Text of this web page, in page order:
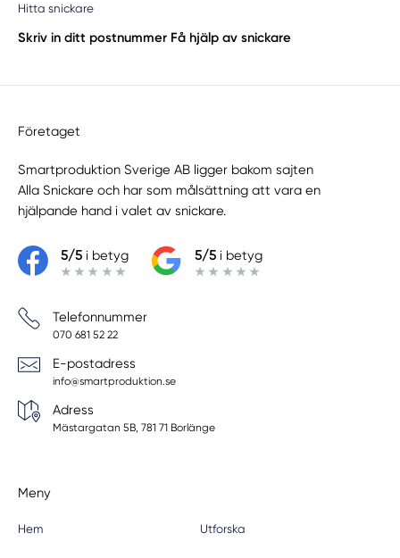
Hitta snickare
Skriv in ditt postnummer Få hjälp av snickare
Företaget
Smartproduktion Sverige AB ligger bakom sajten
Alla Snickare och har som målsättning att vara en
hjälpande hand i valet av snickare.
5/5i betyg 5/5i betyg
Telefonnummer
070 681 52 22
E-postadress
info@smartproduktion.se
Adress
Mästargatan 5B, 781 71 Borlänge
Meny
Hem Utforska